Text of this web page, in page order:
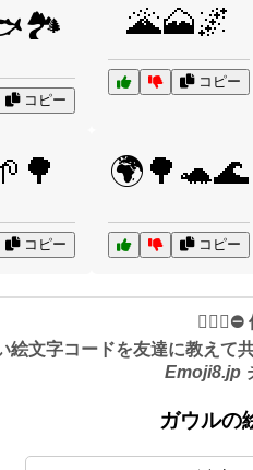
コピー
🌋🗻🌌
コピー
コピー
🌍🌳🐢🌊
コピー
絵文字コードを友達に教えて
Emoji8.jp
ガウルの